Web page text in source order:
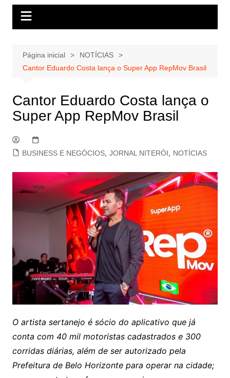
Página inicial
NOTÍCIAS
Cantor Eduardo Costa lança o Super App RepMov Brasil
Cantor Eduardo Costa lança o
Super App RepMov Brasil
BUSINESS E NEGÓCIOS, JORNAL NITERÓI NOTÍCIAS
O artista sertanejo é sócio do aplicativo que já
conta com 40 mil motoristas cadastrados e 300
corridas diárias, além de ser autorizado pela
Prefeitura de Belo Horizonte para operar na cidade;